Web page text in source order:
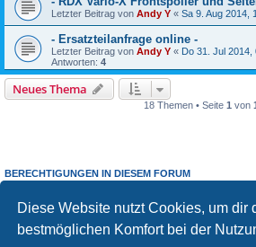
Diese Website nutzt Cookies, um dir
bestmöglichen Komfort bei der
Letzter Beitrag von Andy Y « Sa 9. Aug 2014,
- Ersatzteilanfrage online -
Letzter Beitrag von Andy Y « Do 31. Jul 2014,
Antworten: 4
Neues Thema
18 Themen • Seite 1 von
BERECHTIGUNGEN IN DIESEM FORUM
Du darfst keineAntworten zu Themen in diesem Forum
Du darfst deine Beiträge in diesem Forumnichtändern.
Du darfst deine Beiträge in diesem Forum nicht löschen.
keine